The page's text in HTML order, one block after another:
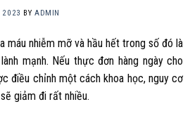
2023 BY ADMIN
máu nhiễm mỡ và hầu hết trong số đó là
mạnh. Nếu thực đơn hàng ngày cho
điều chỉnh một cách khoa học, nguy cơ
giảm đi rất nhiều.